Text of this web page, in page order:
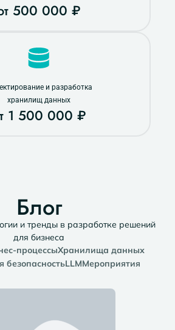
500 000 ₽
и разработка
хранилищ данных
1 500 000 ₽
Блог
и тренды в разработке решений
для бизнеса​
процессыХранилища данных
безопасностьLLMМероприятия